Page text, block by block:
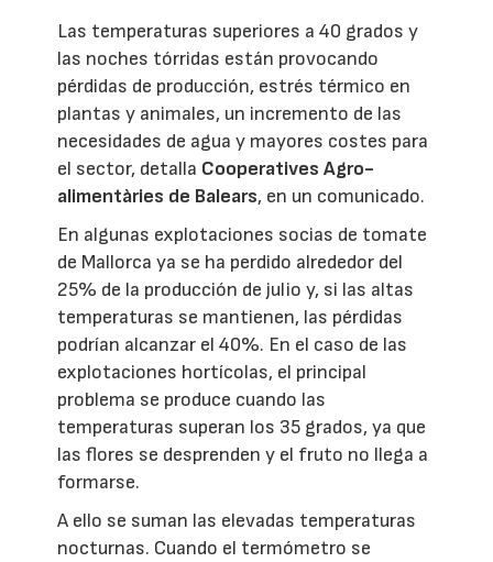
Las temperaturas superiores a 40 grados y
las noches tórridas están provocando
pérdidas de producción, estrés térmico en
plantas y animales, un incremento de las
necesidades de agua y mayores costes para
el sector, detalla Cooperatives Agro-
alimentàries de Balears, en un comunicado.
En algunas explotaciones socias de tomate
de Mallorca ya se ha perdido alrededor del
25% de la producción de julio y, si las altas
temperaturas se mantienen, las pérdidas
podrían alcanzar el 40%. En el caso de las
explotaciones hortícolas, el principal
problema se produce cuando las
temperaturas superan los 35 grados, ya que
las flores se desprenden y el fruto no llega a
formarse.
A ello se suman las elevadas temperaturas
nocturnas. Cuando el termómetro se